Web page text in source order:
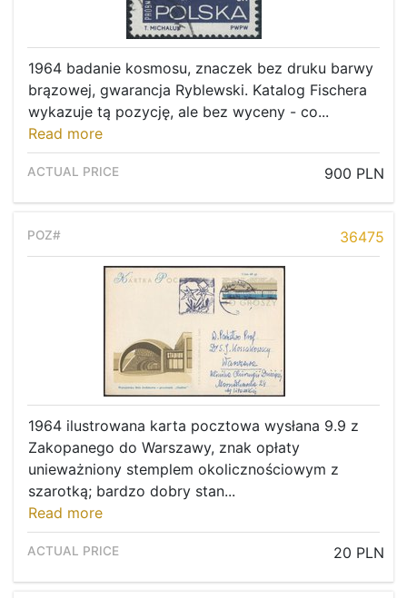
1964 badanie kosmosu, znaczek bez druku barwy
brązowej, gwarancja Ryblewski. Katalog Fischera
wykazuje tą pozycję, ale bez wyceny - co...
Read more
900 PLN
36475
1964 ilustrowana karta pocztowa wysłana 9.9 z
Zakopanego do Warszawy, znak opłaty
unieważniony stemplem okolicznościowym z
szarotką; bardzo dobry stan...
Read more
20 PLN